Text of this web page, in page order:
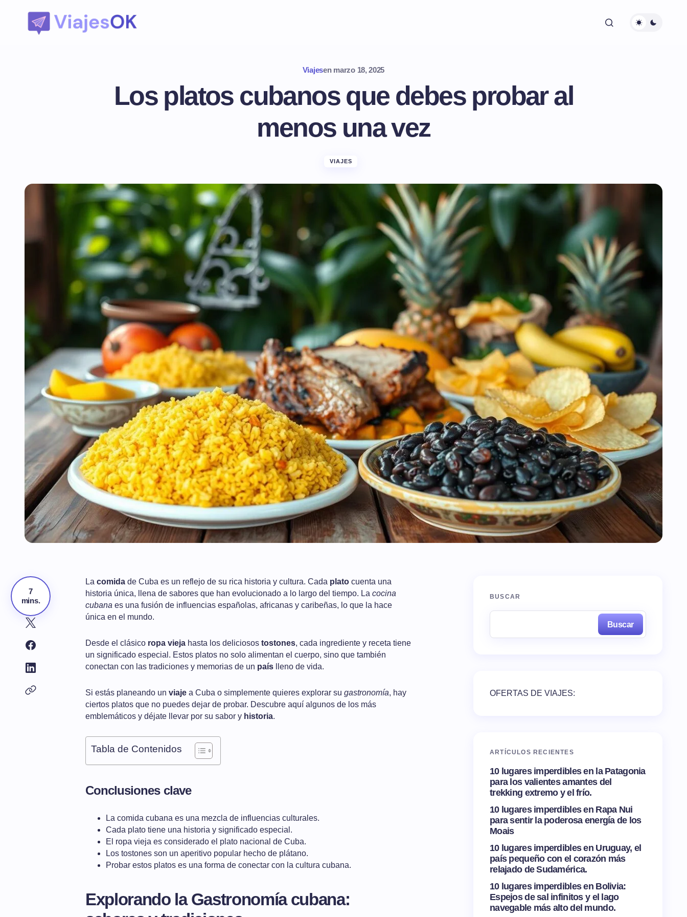
Viajesen marzo 18, 2025
Los platos cubanos que debes probar al
menos una vez
VIAJES
7
mins.
La comida de Cuba es un reflejo de su rica historia y cultura. Cada plato cuenta una
historia única, llena de sabores que han evolucionado a lo largo del tiempo. La cocina
cubana es una fusión de influencias españolas, africanas y caribeñas, lo que la hace
única en el mundo.
Desde el clásico ropa vieja hasta los deliciosos tostones, cada ingrediente y receta tiene
un significado especial. Estos platos no solo alimentan el cuerpo, sino que también
conectan con las tradiciones y memorias de un país lleno de vida.
Si estás planeando un viaje a Cuba o simplemente quieres explorar su gastronomía, hay
ciertos platos que no puedes dejar de probar. Descubre aquí algunos de los más
emblemáticos y déjate llevar por su sabor y historia.
Tabla de Contenidos
Conclusiones clave
La comida cubana es una mezcla de influencias culturales.
Cada plato tiene una historia y significado especial.
El ropa vieja es considerado el plato nacional de Cuba.
Los tostones son un aperitivo popular hecho de plátano.
Probar estos platos es una forma de conectar con la cultura cubana.
Explorando la Gastronomía cubana:
BUSCAR
Buscar
OFERTAS DE VIAJES:
ARTÍCULOS RECIENTES
10 lugares imperdibles en la Patagonia
para los valientes amantes del
trekking extremo y el frío.
10 lugares imperdibles en Rapa Nui
para sentir la poderosa energía de los
Moais
10 lugares imperdibles en Uruguay, el
país pequeño con el corazón más
relajado de Sudamérica.
10 lugares imperdibles en Bolivia:
Espejos de sal infinitos y el lago
navegable más alto del mundo.